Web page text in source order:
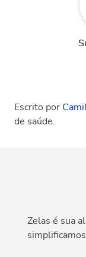
Escrito por
de saúde.
Zelas é sua